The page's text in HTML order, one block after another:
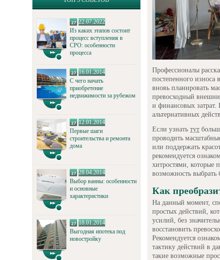
22.07.2022
Из каких этапов состоит
процесс вступления в
СРО: особенности
процесса
16.01.2014
С чего начать
приобретение
недвижимости за рубежом
12.01.2014
Первые шаги
строительства и ремонта
дома
28.04.2014
Выбор ванны: особенности
и основные
характеристики
18.01.2014
Выгодная ипотека под
новостройку
Профессионалы
постепенного
вновь планировать
превосходный
и финансовых
альтернативных
Если узнать тут
проводить
или поддержать
рекомендуется
хитростями, которые
возможность выбрать
Как
На данный момент,
простых действий,
усилий, без
восстановить
Рекомендуется
тактику действий в
такие возможные